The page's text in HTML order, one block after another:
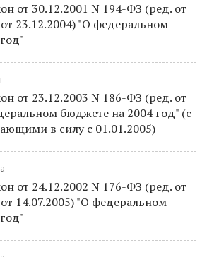
от 30.12.2001 N 194-ФЗ (ред. от
23.12.2004) "О федеральном
от 23.12.2003 N 186-ФЗ (ред. от
бюджете на 2004 год" (с
в силу с 01.01.2005)
от 24.12.2002 N 176-ФЗ (ред. от
14.07.2005) "О федеральном